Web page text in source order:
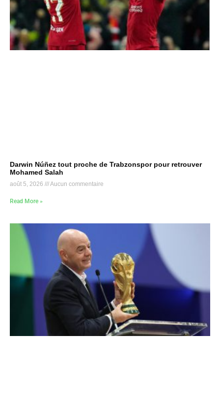
Darwin Núñez tout proche de Trabzonspor pour retrouver
Mohamed Salah
août 5, 2026 Aucun commentaire
Read More »